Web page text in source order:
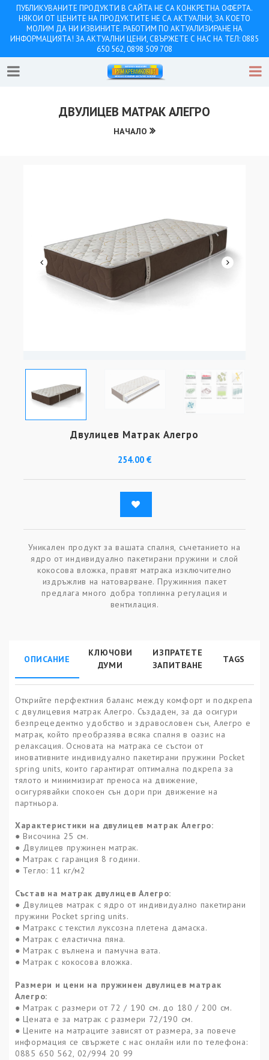
ПУБЛИКУВАНИТЕ ПРОДУКТИ В САЙТА НЕ СА КОНКРЕТНА ОФЕРТА.
НЯКОИ ОТ ЦЕНИТЕ НА ПРОДУКТИТЕ НЕ СА АКТУАЛНИ, ЗА КОЕТО
МОЛИМ ДА НИ ИЗВИНИТЕ. РАБОТИМ ПО АКТУАЛИЗИРАНЕ НА
ИНФОРМАЦИЯТА! ЗА АКТУАЛНИ ЦЕНИ, СВЪРЖЕТЕ С НАС НА ТЕЛ: 0885
650 562, 0898 509 708
ДВУЛИЦЕВ МАТРАК АЛЕГРО
НАЧАЛО
Двулицев Матрак Алегро
254.00 €
Уникален продукт за вашата спалня, съчетанието на
ядро от индивидуално пакетирани пружини и слой
кокосова вложка, правят матрака изключително
издръжлив на натоварване. Пружинния пакет
предлага много добра топлинна регулация и
вентилация.
ОПИСАНИЕ
КЛЮЧОВИ
ДУМИ
ИЗПРАТЕТЕ
ЗАПИТВАНЕ
TAGS
Открийте перфектния баланс между комфорт и подкрепа
с двулицевия матрак Алегро. Създаден, за да осигури
безпрецедентно удобство и здравословен сън, Алегро е
матрак, който преобразява всяка спалня в оазис на
релаксация. Основата на матрака се състои от
иновативните индивидуално пакетирани пружини Pocket
spring units, които гарантират оптимална подкрепа за
тялото и минимизират преноса на движение,
осигурявайки спокоен сън дори при движение на
партньора.
Характеристики на двулицев матрак Алегро:
● Височина 25 см.
● Двулицев пружинен матрак.
● Матрак с гаранция 8 години.
● Тегло: 11 кг/м2
Състав на матрак двулицев Алегро:
● Двулицев матрак с ядро от индивидуално пакетирани
пружини Pocket spring units.
● Матракс с текстил луксозна плетена дамаска.
● Матрак с еластична пяна.
● Матрак с вълнена и памучна вата.
● Матрак с кокосова вложка.
Размери и цени на пружинен двулицев матрак
Алегро:
● Матрак с размери от 72 / 190 см. до 180 / 200 см.
● Цената е за матрак с размери 72/190 см.
● Цените на матраците зависят от размера, за повече
информация се свържете с нас онлайн или по телефона:
0885 650 562, 02/994 20 99